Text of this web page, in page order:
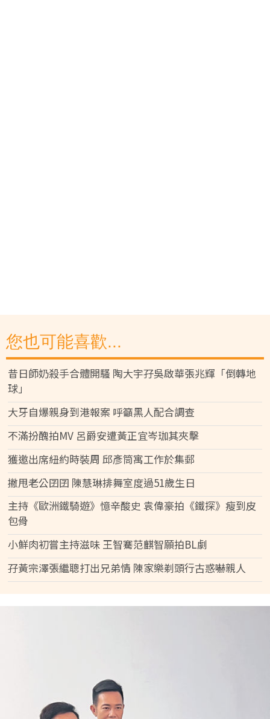
您也可能喜歡...
昔日師奶殺手合體開騷 陶大宇孖吳啟華張兆輝「倒轉地
球」
大牙自爆親身到港報案 呼籲黑人配合調查
不滿扮醜拍MV 呂爵安遭黃正宜岑珈其夾擊
獲邀出席紐約時裝周 邱彥筒寓工作於集郵
撇甩老公囝囝 陳慧琳排舞室度過51歲生日
主持《歐洲鐵騎遊》憶辛酸史 袁偉豪拍《鐵探》瘦到皮
包骨
小鮮肉初嘗主持滋味 王智騫范麒智願拍BL劇
孖黃宗澤張繼聰打出兄弟情 陳家樂剃頭行古惑嚇親人